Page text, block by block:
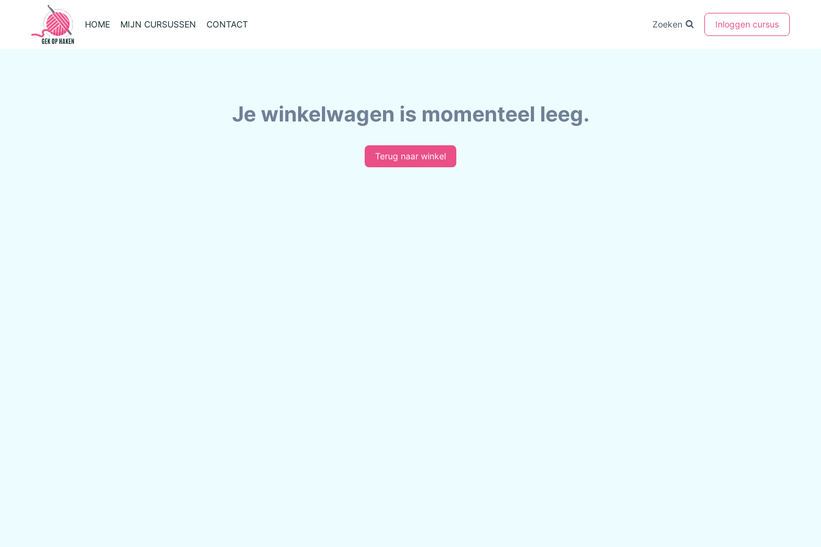
HOME MIJN CURSUSSEN CONTACT Zoeken Inloggen cursus
Je winkelwagen is momenteel leeg.
Terug naar winkel